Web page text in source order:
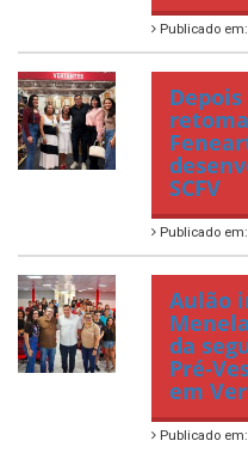
Publicado
SCFV
Publicado
Aulão
da
Pré-
em
Publicado